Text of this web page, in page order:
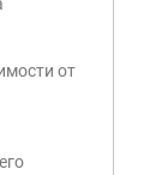
от